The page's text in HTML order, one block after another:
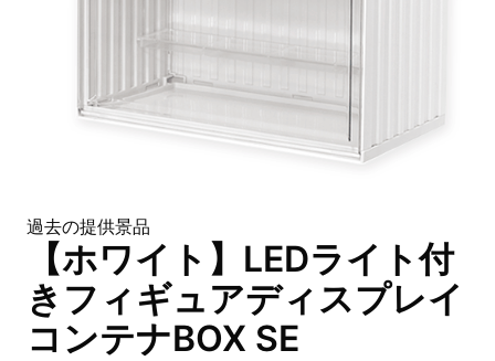
過去の提供景品
【ホワイト】LEDライト付
きフィギュアディスプレイ
コンテナBOX SE